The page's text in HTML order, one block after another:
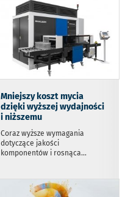
Mniejszy koszt mycia
dzięki wyższej wydajności
i niższemu
Coraz wyższe wymagania
dotyczące jakości
komponentów i rosnąca...